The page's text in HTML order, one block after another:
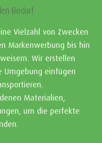
Bedarf
Vielzahl von Zwecken
Markenwerbung bis hin
Wir erstellen
Umgebung einfügen
Materialien,
um die perfekte